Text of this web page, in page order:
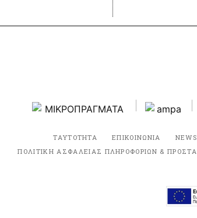
ΤΑΥΤΟΤΗΤΑ ΕΠΙΚΟΙΝΩΝΙΑ
ΠΟΛΙΤΙΚΗ ΑΣΦΑΛΕΙΑΣ ΠΛΗΡΟΦΟΡΙΩΝ &